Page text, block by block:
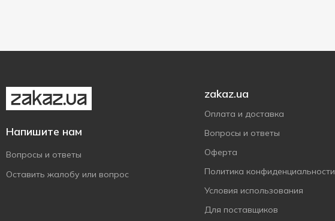
Напишите нам
Вопросы и ответы
Оставить жалобу или вопрос
zakaz.ua
Оплата и доставка
Вопросы и ответы
Оферта
Политика конфиденциальности
Условия использования
Для поставщиков